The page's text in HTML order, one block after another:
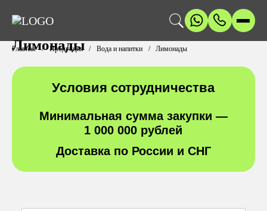
Главная Продукция Вода и напитки Лимонады
Лимонады
Условия сотрудничества
Минимальная сумма закупки —
1 000 000 рублей
Доставка по России и СНГ